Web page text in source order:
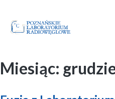
content
Miesiąc: